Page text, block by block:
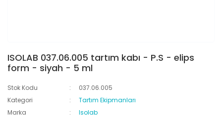
ISOLAB 037.06.005 tartım kabı - P.S - elips
form - siyah - 5 ml
Stok Kodu
037.06.005
Kategori
Tartım Ekipmanları
Marka
Isolab